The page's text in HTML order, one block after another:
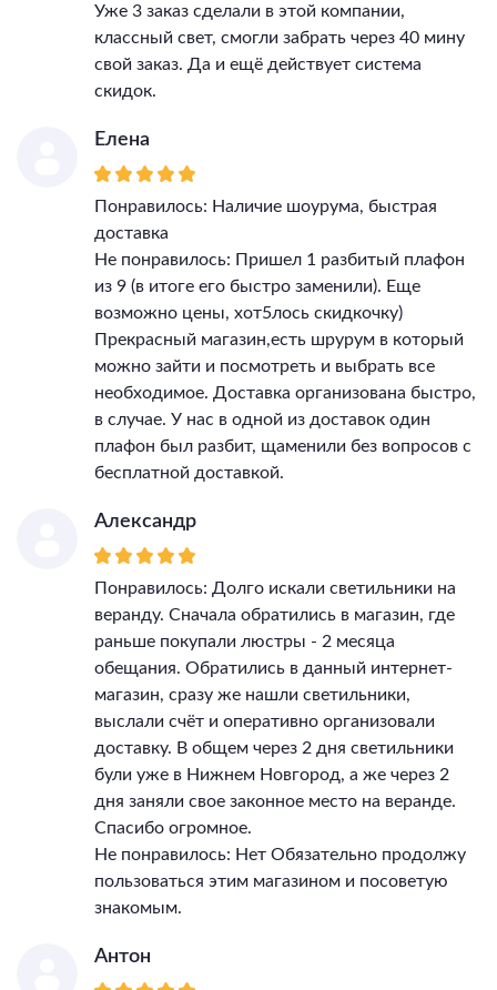
Уже 3 заказ сделали в этой компании,
классный свет, смогли забрать через 40 мину
свой заказ. Да и ещё действует система
скидок.
Елена
Понравилось: Наличие шоурума, быстрая
доставка
Не понравилось: Пришел 1 разбитый плафон
из 9 (в итоге его быстро заменили). Еще
возможно цены, хот5лось скидкочку)
Прекрасный магазин,есть шрурум в который
можно зайти и посмотреть и выбрать все
необходимое. Доставка организована быстро,
в случае. У нас в одной из доставок один
плафон был разбит, щаменили без вопросов с
бесплатной доставкой.
Александр
Понравилось: Долго искали светильники на
веранду. Сначала обратились в магазин, где
раньше покупали люстры - 2 месяца
обещания. Обратились в данный интернет-
магазин, сразу же нашли светильники,
выслали счёт и оперативно организовали
доставку. В общем через 2 дня светильники
були уже в Нижнем Новгород, а же через 2
дня заняли свое законное место на веранде.
Спасибо огромное.
Не понравилось: Нет Обязательно продолжу
пользоваться этим магазином и посоветую
знакомым.
Антон